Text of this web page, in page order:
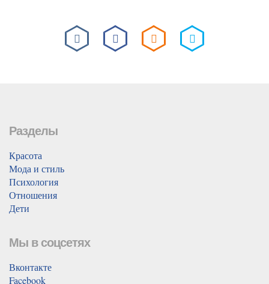
Разделы
Красота
Мода и стиль
Психология
Отношения
Дети
Мы в соцсетях
Вконтакте
Facebook